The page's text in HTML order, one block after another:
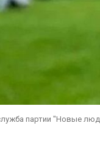
партии "Новые